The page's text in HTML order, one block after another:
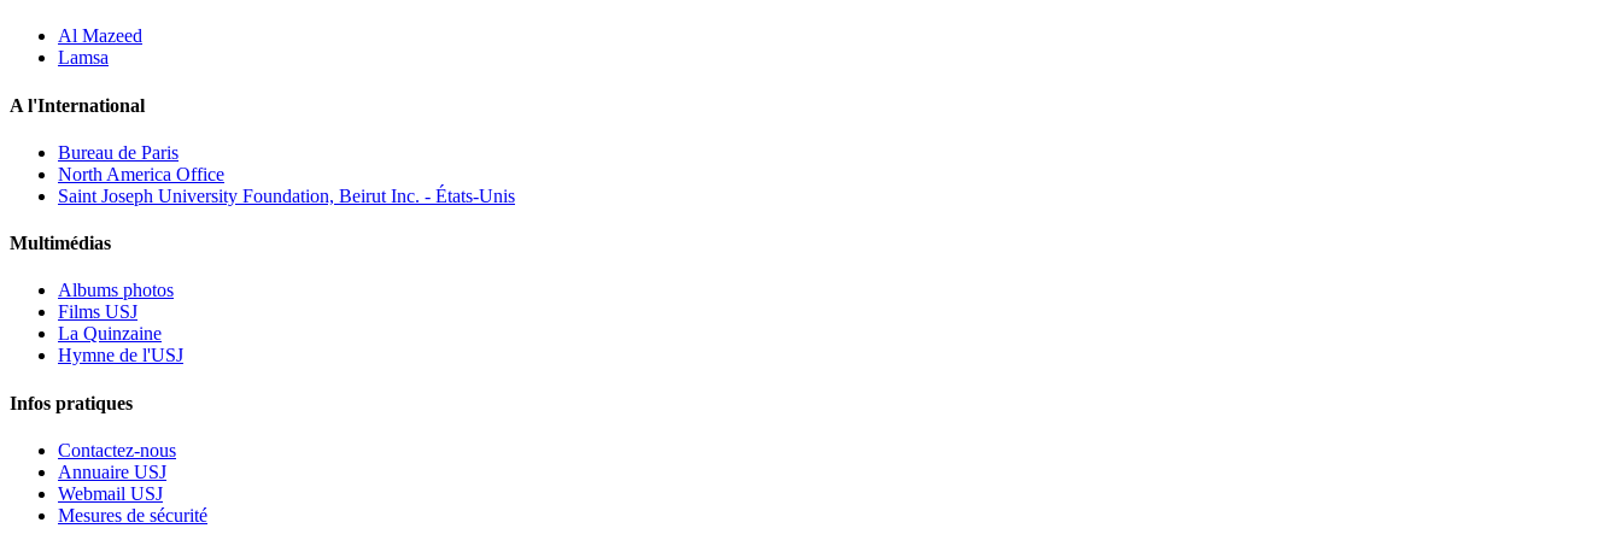
Al Mazeed
Lamsa
A l'International
Bureau de Paris
North America Office
Saint Joseph University Foundation, Beirut Inc. - États-Unis
Multimédias
Albums photos
Films USJ
La Quinzaine
Hymne de l'USJ
Infos pratiques
Contactez-nous
Annuaire USJ
Webmail USJ
Mesures de sécurité